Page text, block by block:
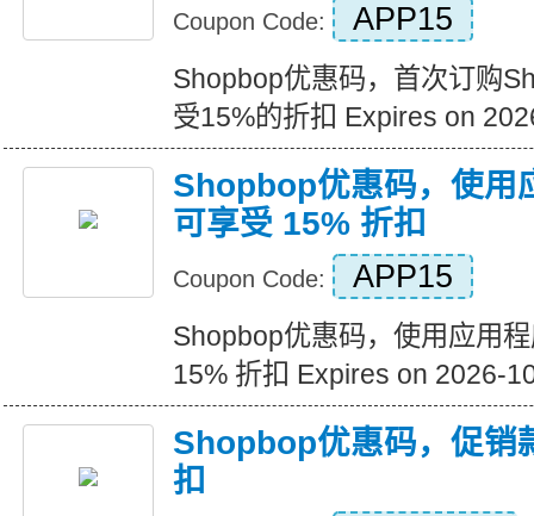
Coupon Code: APP15
Shopbop优惠码，首次订购
受15%的折扣 Expires on
Shopbop优惠码，使用
可享受 15% 折扣
Coupon Code: APP15
Shopbop优惠码，使用应用
15% 折扣 Expires on 2026-
Shopbop优惠码，促销
扣